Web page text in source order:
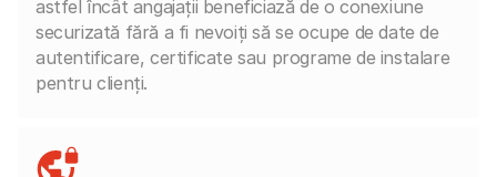
astfel încât angajații beneficiază de o conexiune
securizată fără a fi nevoiți să se ocupe de date de
autentificare, certificate sau programe de instalare
pentru clienți.